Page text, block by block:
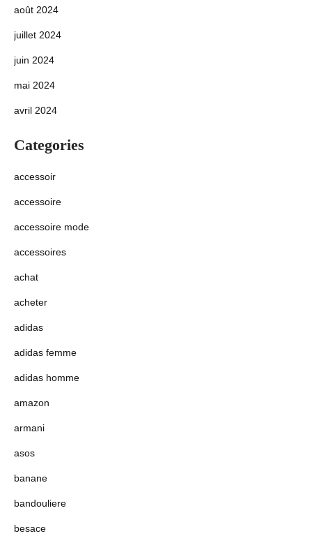
août 2024
juillet 2024
juin 2024
mai 2024
avril 2024
Categories
accessoir
accessoire
accessoire mode
accessoires
achat
acheter
adidas
adidas femme
adidas homme
amazon
armani
asos
banane
bandouliere
besace